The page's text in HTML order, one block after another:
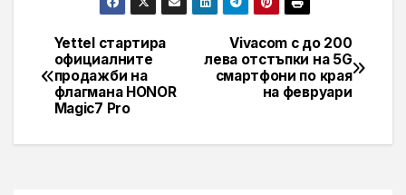
Навигация
Vivacom с до 200
лева отстъпки на 5G
смартфони по края
на февруари
Yettel стартира
официалните
продажби на
флагмана HONOR
Magic7 Pro